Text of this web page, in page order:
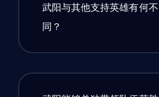
武阳与其他支持英雄有何不
同？